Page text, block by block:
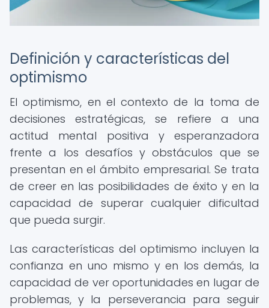
Definición y características del
optimismo
El optimismo, en el contexto de la toma de
decisiones estratégicas, se refiere a una
actitud mental positiva y esperanzadora
frente a los desafíos y obstáculos que se
presentan en el ámbito empresarial. Se trata
de creer en las posibilidades de éxito y en la
capacidad de superar cualquier dificultad
que pueda surgir.
Las características del optimismo incluyen la
confianza en uno mismo y en los demás, la
capacidad de ver oportunidades en lugar de
problemas, y la perseverancia para seguir